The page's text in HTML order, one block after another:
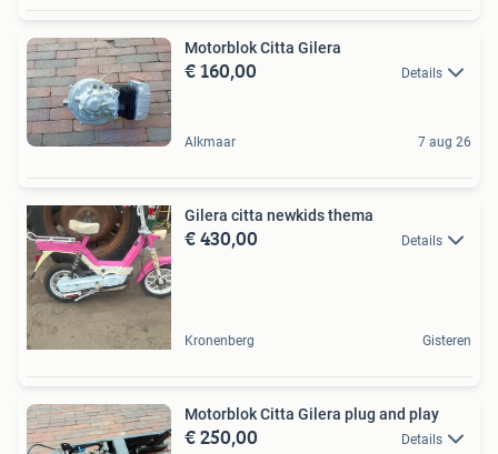
Motorblok Citta Gilera
€ 160,00 Details
Alkmaar 7 aug 26
Gilera citta newkids thema
€ 430,00 Details
Kronenberg Gisteren
Motorblok Citta Gilera plug and play
€ 250,00 Details